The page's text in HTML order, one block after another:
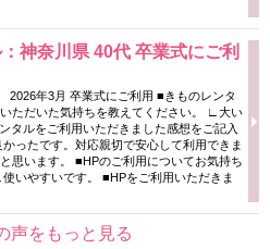
神奈川県 40代 卒業式にご利
年3月 卒業式にご利用 ■きものレンタ
ただいた気持ちを教えてください。 ∟大い
タルをご利用いただきました感想をご記入
ったです。対応親切で安心して利用できま
思います。 ■HPのご利用についてお気持ち
いやすいです。 ■HPをご利用いただきま
声をもっと見る